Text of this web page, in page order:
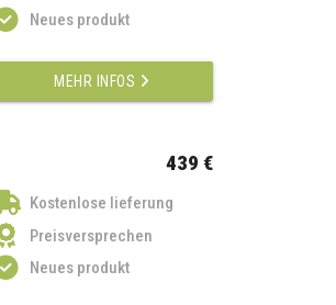
Neues produkt
MEHR INFOS
439 €
Kostenlose lieferung
Preisversprechen
Neues produkt